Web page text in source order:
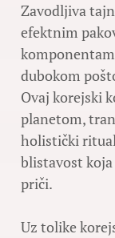
Zavodljiva
efektnim
dubokom
Ovaj korejski
planetom,
holistički ritual
blistavost
priči.
Uz tolike